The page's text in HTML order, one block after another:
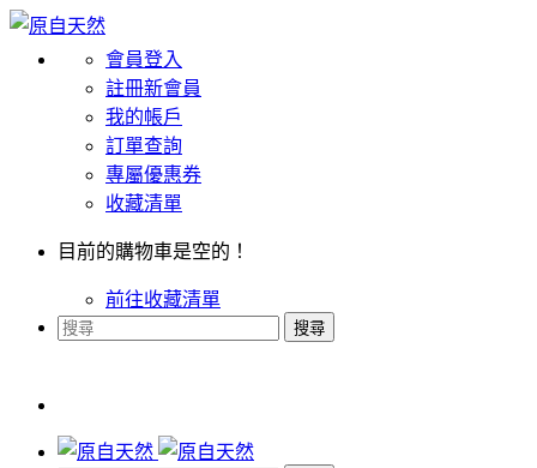
會員登入
註冊新會員
我的帳戶
訂單查詢
專屬優惠券
收藏清單
目前的購物車是空的！
前往收藏清單
搜尋